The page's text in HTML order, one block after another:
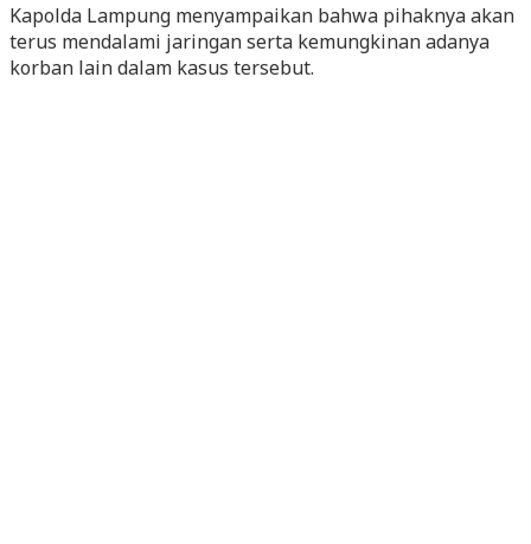
Kapolda Lampung menyampaikan bahwa pihaknya akan
terus mendalami jaringan serta kemungkinan adanya
korban lain dalam kasus tersebut.